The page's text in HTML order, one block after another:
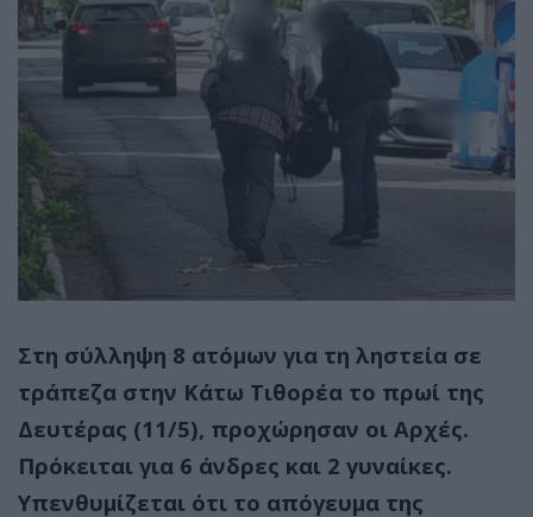
Στη σύλληψη 8 ατόμων για τη ληστεία σε
τράπεζα στην Κάτω Τιθορέα το πρωί της
Δευτέρας (11/5), προχώρησαν οι Αρχές.
Πρόκειται για 6 άνδρες και 2 γυναίκες.
Υπενθυμίζεται ότι το απόγευμα της